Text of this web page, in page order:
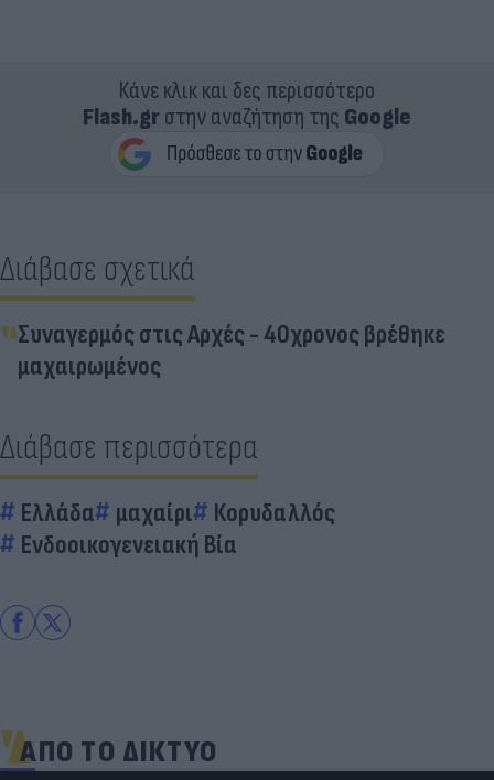
Κάνε κλικ και δες περισσότερο
Flash.grστην αναζήτηση της Google
Διάβασε σχετικά
Συναγερμός στις Αρχές - 40χρονος βρέθηκε
μαχαιρωμένος
Διάβασε περισσότερα
Ελλάδα μαχαίρι
Κορυδαλλός
Ενδοοικογενειακή Βία
ΑΠΟ ΤΟ ΔΙΚΤΥΟ